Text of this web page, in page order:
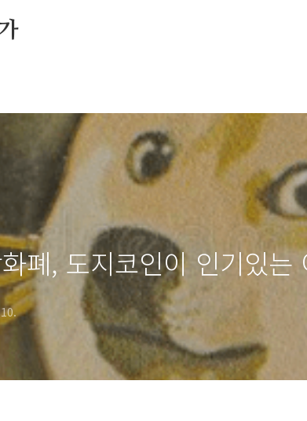
폐, 도지코인이 인기있는